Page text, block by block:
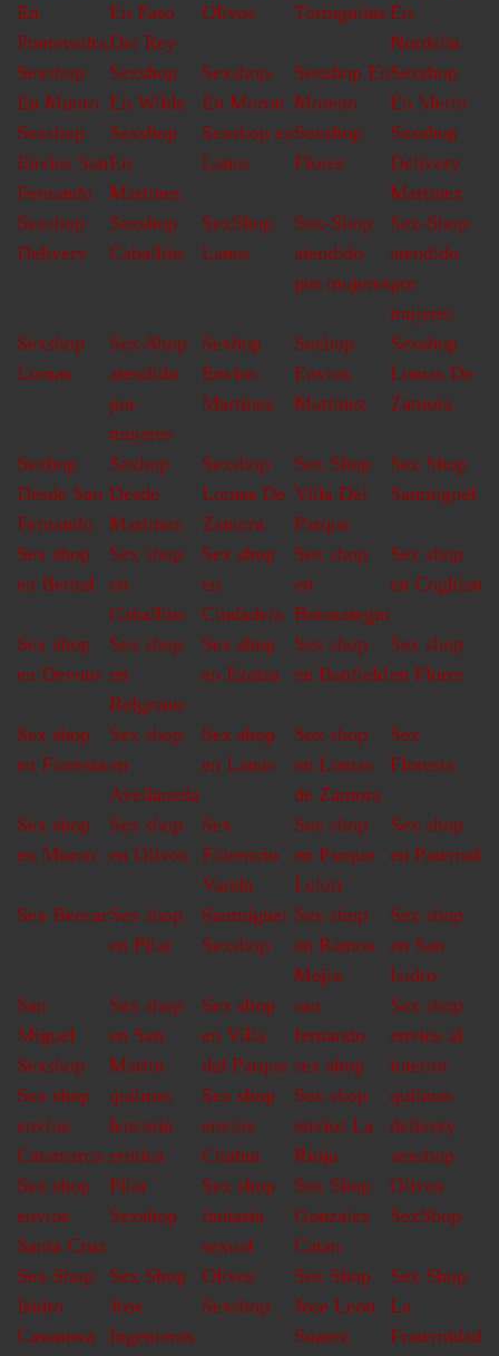
En
Pontevedra
En Paso
Del Rey
Olivos
Tortuguitas En
Nordelta
Sexshop
En Munro
Sexshop
En Wilde
Sexshop
En Moron
Sexshop En
Moreno
Sexshop
En Merlo
Sexshop
Envios San
Fernando
Sexshop
En
Martinez
Sexshop en
Lanus
Sexshop
Flores
Sexshop
Delivery
Martinez
Sexshop
Delivery
Sexshop
Caballito
SexShop
Lanus
Sex-Shop
atendido
por mujeres
Sex-Shop
atendido
por
mujeres
Sexshop
Lomas
Sex-Shop
atendido
por
mujeres
Sexhop
Envios
Martinez
Sexhop
Envios
Martinez
Sexshop
Lomas De
Zamora
Sexhop
Desde San
Fernando
Sexhop
Desde
Martinez
Sexshop
Lomas De
Zamora
Sex Shop
Villa Del
Parque
Sex Shop
Sanmiguel
Sex shop
en Bernal
Sex shop
en
Caballito
Sex shop
en
Ciudadela
Sex shop
en
Berazategui
Sex shop
en Coghlan
Sex shop
en Devoto
Sex shop
en
Belgrano
Sex shop
en Ezeiza
Sex shop
en Banfield
Sex shop
en Flores
Sex shop
en Floresta
Sex shop
en
Avellaneda
Sex shop
en Lanus
Sex shop
en Lomas
de Zamora
Sex
Floresta
Sex shop
en Moron
Sex shop
en Olivos
Sex
Florencio
Varela
Sex shop
en Parque
Leloir
Sex shop
en Paternal
Sex BeccarSex shop
en Pilar
Sanmiguel
Sexshop
Sex shop
en Ramos
Mejia
Sex shop
en San
Isidro
San
Miguel
Sexshop
Sex shop
en San
Martin
Sex shop
en Villa
del Parque
san
fernando
sex shop
Sex shop
envios al
interior
Sex shop
envios
Catamarca
quilmes
lencería
erótica
Sex shop
envios
Chubut
Sex shop
envios La
Rioja
quilmes
delivery
sexshop
Sex shop
envios
Santa Cruz
Pilar
Sexshop
Sex shop
fantasia
sexual
Sex Shop
Gonzalez
Catan
Olivos
SexShop
Sex Shop
Isidro
Casanova
Sex Shop
Jose
Ingenieros
Olivos
Sexshop
Sex Shop
Jose Leon
Suarez
Sex Shop
La
Fraternidad